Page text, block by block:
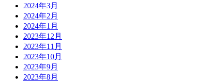
2024年3月
2024年2月
2024年1月
2023年12月
2023年11月
2023年10月
2023年9月
2023年8月